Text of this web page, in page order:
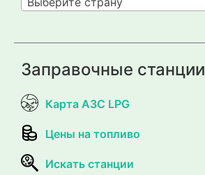
Заправочные станции
Карта АЗС LPG
Цены на топливо
Искать станции